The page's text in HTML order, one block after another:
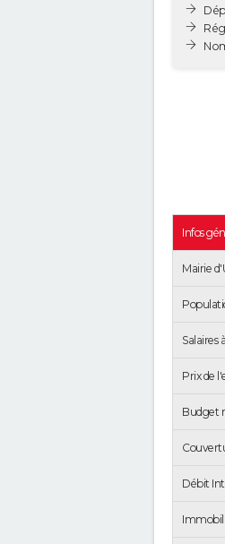
Infos
Mairie
Salaires
Prix de
Budget
Débit